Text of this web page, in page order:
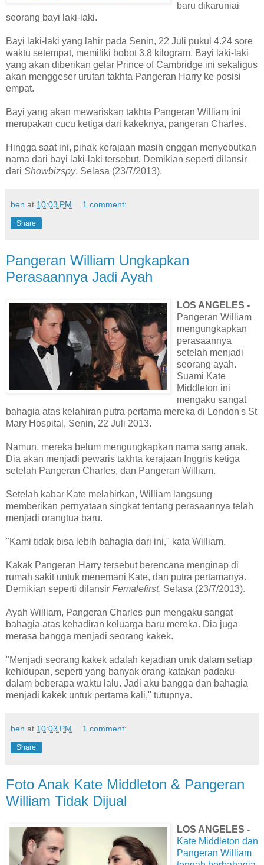
baru dikaruniai
seorang bayi laki-laki.
Bayi laki-laki yang lahir pada Senin, 22 Juli pukul 4.24 sore
waktu setempat, memiliki bobot 3,8 kilogram. Bayi laki-laki
yang akan diberikan gelar Prince of Cambridge ini sekaligus
akan menggeser urutan takhta Pangeran Harry ke posisi
empat.
Bayi yang akan mewariskan takhta Pangeran William ini
merupakan cucu ketiga dari kakeknya, pangeran Charles.
Hingga saat ini, pihak kerajaan masih enggan menyebutkan
nama dari bayi laki-laki tersebut. Demikian seperti dilansir
dari Showbizspy, Selasa (23/7/2013).
ben at 10:03 PM 1 comment:
Share
Pangeran William Ungkapkan
Perasaannya Jadi Ayah
LOS ANGELES -
Pangeran William
mengungkapkan
perasaannya
setelah menjadi
seorang ayah.
Suami Kate
Middleton ini
mengaku sangat
bahagia atas kelahiran putra pertama mereka di London's St
Mary Hospital, Senin, 22 Juli 2013.
Namun, mereka belum mengungkapkan nama sang anak.
Dia akan menjadi pewaris takhta kerajaan Inggris ketiga
setelah Pangeran Charles, dan Pangeran William.
Setelah kabar Kate melahirkan, William langsung
memberikan pernyataan singkat tentang perasaannya telah
menjadi orangtua baru.
"Kami tidak bisa lebih bahagia dari ini," kata William.
Kakak Pangeran Harry tersebut berencana menginap di
rumah sakit untuk menemani Kate, dan putra pertamanya.
Demikian seperti dilansir Femalefirst, Selasa (23/7/2013).
Ayah William, Pangeran Charles pun mengaku sangat
bahagia atas kehadiran keluarga baru mereka. Dia juga
merasa bangga menjadi seorang kakek.
"Menjadi seorang kakek adalah kejadian unik dalam setiap
kehidupan, seperti yang banyak orang katakan padaku
dalam beberapa waktu lalu. Jadi aku bangga dan bahagia
menjadi kakek untuk pertama kali," tutupnya.
ben at 10:03 PM 1 comment:
Share
Foto Anak Kate Middleton & Pangeran
William Tidak Dijual
LOS ANGELES -
Kate Middleton dan
Pangeran William